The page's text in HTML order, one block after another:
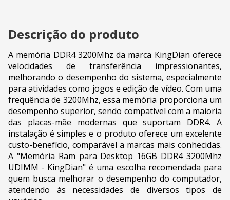
Descrição do produto
A memória DDR4 3200Mhz da marca KingDian oferece
velocidades de transferência impressionantes,
melhorando o desempenho do sistema, especialmente
para atividades como jogos e edição de vídeo. Com uma
frequência de 3200Mhz, essa memória proporciona um
desempenho superior, sendo compatível com a maioria
das placas-mãe modernas que suportam DDR4. A
instalação é simples e o produto oferece um excelente
custo-benefício, comparável a marcas mais conhecidas.
A "Memória Ram para Desktop 16GB DDR4 3200Mhz
UDIMM - KingDian" é uma escolha recomendada para
quem busca melhorar o desempenho do computador,
atendendo às necessidades de diversos tipos de